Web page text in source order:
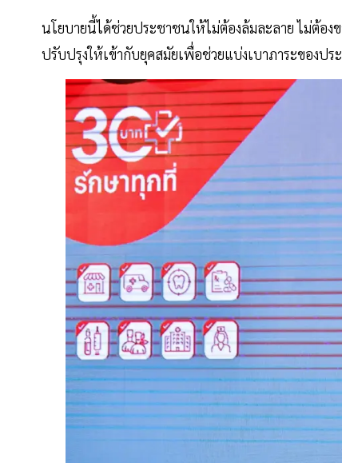
นโยบายนี้ได้ช่วยประชาชนให้ไม่ต้องล้มละลาย ไม่ต้อง
ปรับปรุงให้เข้ากับยุคสมัยเพื่อช่วยแบ่งเบาภาระของป